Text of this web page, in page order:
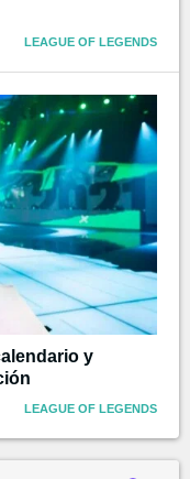
LEAGUE OF LEGENDS
y
LEAGUE OF LEGENDS